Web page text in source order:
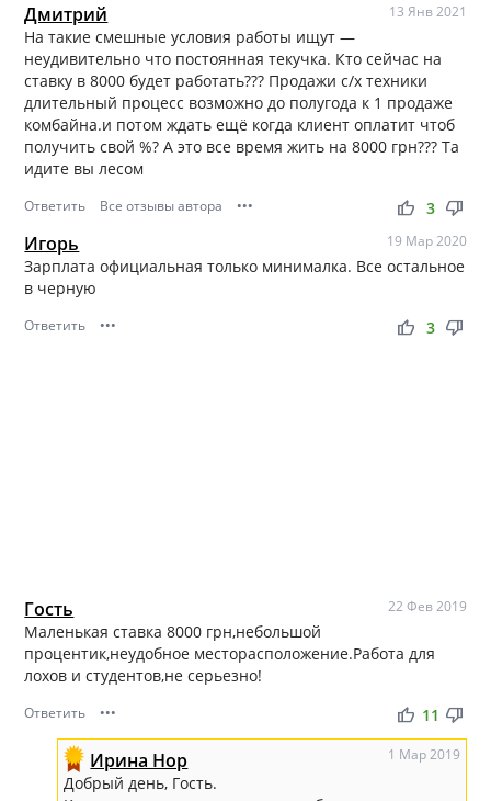
Дмитрий 13 Янв 2021
На такие смешные условия работы ищут —
неудивительно что постоянная текучка. Кто сейчас на
ставку в 8000 будет работать??? Продажи с/х техники
длительный процесс возможно до полугода к 1 продаже
комбайна.и потом ждать ещё когда клиент оплатит чтоб
получить свой %? А это все время жить на 8000 грн??? Та
идите вы лесом
Ответить Все отзывы автора ••• thumb_up thumb_down
3
Игорь 19 Мар 2020
Зарплата официальная только минималка. Все остальное
в черную
Ответить ••• thumb_up thumb_down
3
Гость 22 Фев 2019
Маленькая ставка 8000 грн,небольшой
процентик,неудобное месторасположение.Работа для
лохов и студентов,не серьезно!
Ответить ••• thumb_up thumb_down
11
Ирина Нор 1 Мар 2019
Добрый день, Гость.